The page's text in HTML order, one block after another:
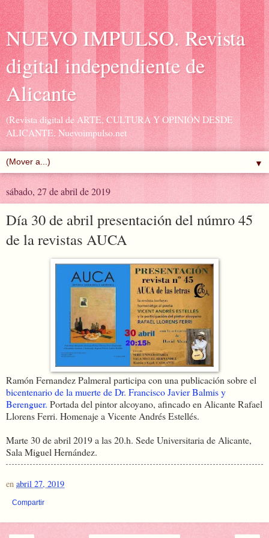
NUEVO IMPULSO. Revista
digital independiente de
Alicante
(Revista digital de ARTE, CULTURA Y OPINIÓN DESDE
ALICANTE. Nuevoimpulso.net
▼
sábado, 27 de abril de 2019
Día 30 de abril presentación del númro 45
de la revistas AUCA
Ramón Fernandez Palmeral participa con una publicación sobre el
bicentenario de la muerte de Dr. Francisco Javier Balmis y
Berenguer. Portada del pintor alcoyano, afincado en Alicante Rafael
Llorens Ferri. Homenaje a Vicente Andrés Estellés.
Marte 30 de abril 2019 a las 20.h. Sede Universitaria de Alicante,
Sala Miguel Hernández.
en abril 27, 2019
Compartir